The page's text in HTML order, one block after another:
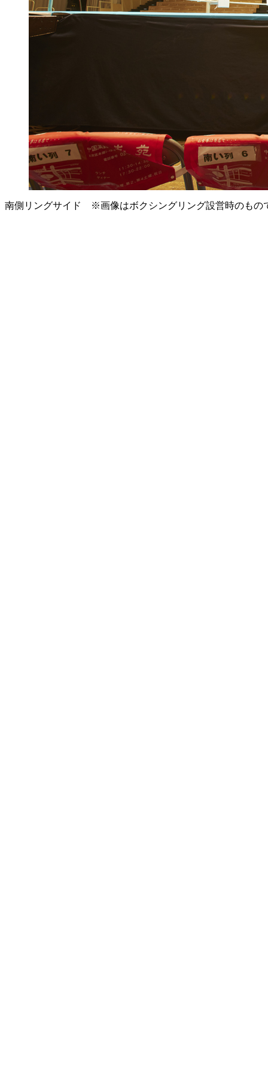
南側リングサイド ※画像はボクシングリング設営時のもの